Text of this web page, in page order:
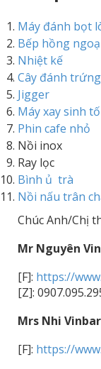
Máy đánh bọt
Bếp hồng
Nhiệt kế
Cây đánh trứng
Jigger
Máy xay sinh tố
Phin cafe nhỏ
Nồi inox
Ray lọc
Bình ủ trà
Nồi nấu trân
Chúc Anh/Chị
Mr Nguyên
[F]: https://
[Z]:
Mrs Nhi Vinbar
[F]: https://